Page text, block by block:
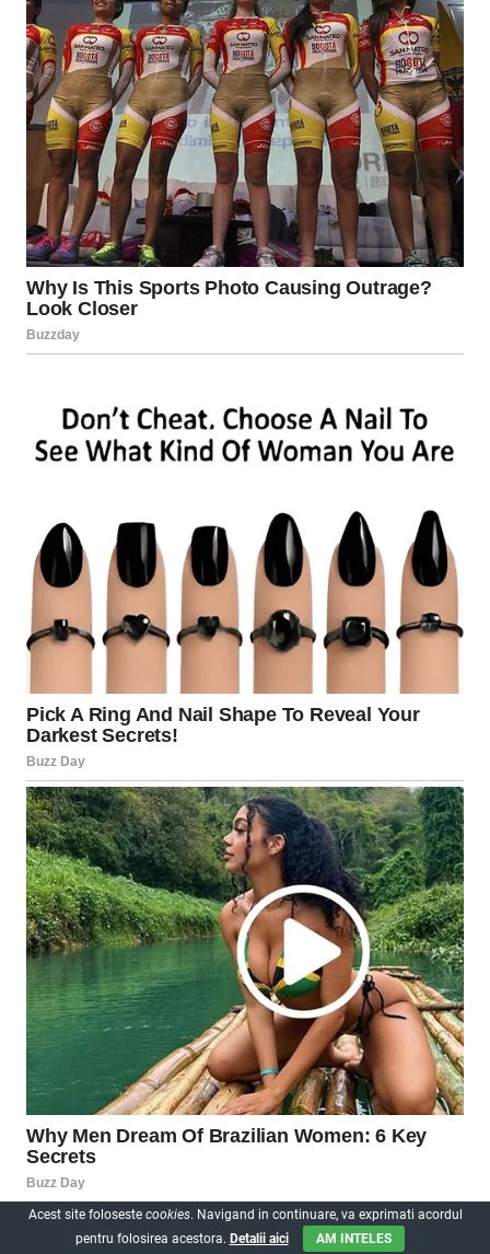
Acest site foloseste cookies. Navigand in continuare, va exprimati acordul
pentru folosirea acestora. Detalii aici AM INTELES